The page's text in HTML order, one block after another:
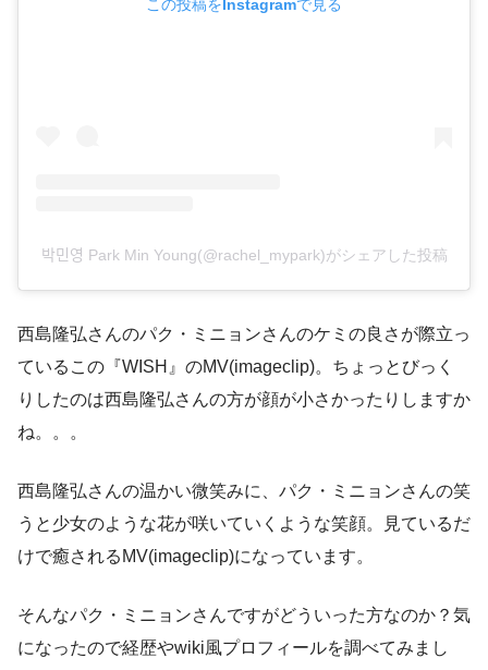
この投稿をInstagramで見る
박민영 Park Min Young(@rachel_mypark)がシェアした投稿
西島隆弘さんのパク・ミニョンさんのケミの良さが際立っ
ているこの『WISH』のMV(imageclip)。ちょっとびっく
りしたのは西島隆弘さんの方が顔が小さかったりしますか
ね。。。
西島隆弘さんの温かい微笑みに、パク・ミニョンさんの笑
うと少女のような花が咲いていくような笑顔。見ているだ
けで癒されるMV(imageclip)になっています。
そんなパク・ミニョンさんですがどういった方なのか？気
になったので経歴やwiki風プロフィールを調べてみまし